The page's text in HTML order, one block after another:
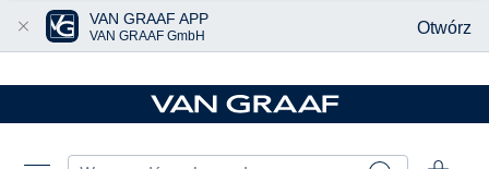
VAN GRAAF APP
VAN GRAAF GmbH Otwórz